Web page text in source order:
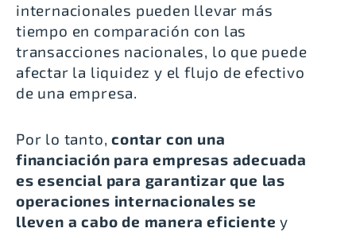
internacionales pueden llevar más
tiempo en comparación con las
transacciones nacionales, lo que puede
afectar la liquidez y el flujo de efectivo
de una empresa.
Por lo tanto,contar con una
financiación para empresas adecuada
es esencial para garantizar que las
operaciones internacionales se
lleven a cabo de manera eficiente y